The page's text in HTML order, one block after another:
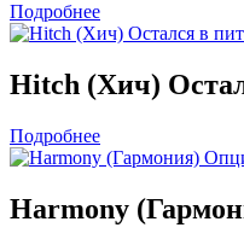
Подробнее
Hitch (Хич)
Подробнее
Harmony